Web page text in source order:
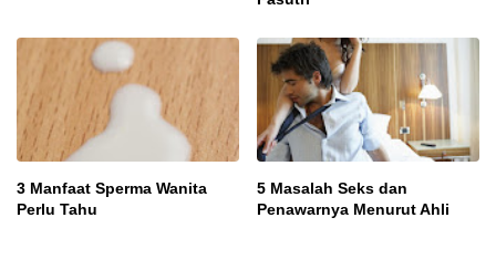
3 Manfaat Sperma Wanita
Perlu Tahu
5 Masalah Seks dan
Penawarnya Menurut Ahli